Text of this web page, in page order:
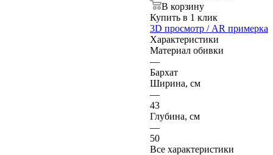
В корзину
Купить в 1 клик
3D просмотр / AR примерка
Характеристики
Материал обивки
—
Бархат
Ширина, см
—
43
Глубина, см
—
50
Все характеристики